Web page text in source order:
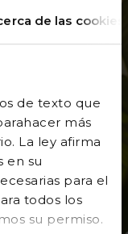
de las cookies
de texto que
más
La ley afirma
en su
para el
todos los
su permiso.